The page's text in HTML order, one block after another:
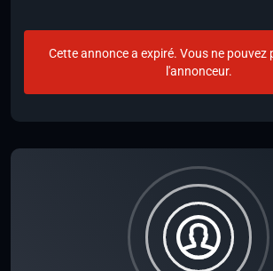
Cette annonce a expiré. Vous ne pouvez
l'annonceur.